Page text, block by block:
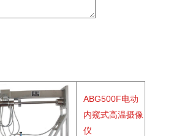
ABG500F电动
内窥式高温摄像
仪